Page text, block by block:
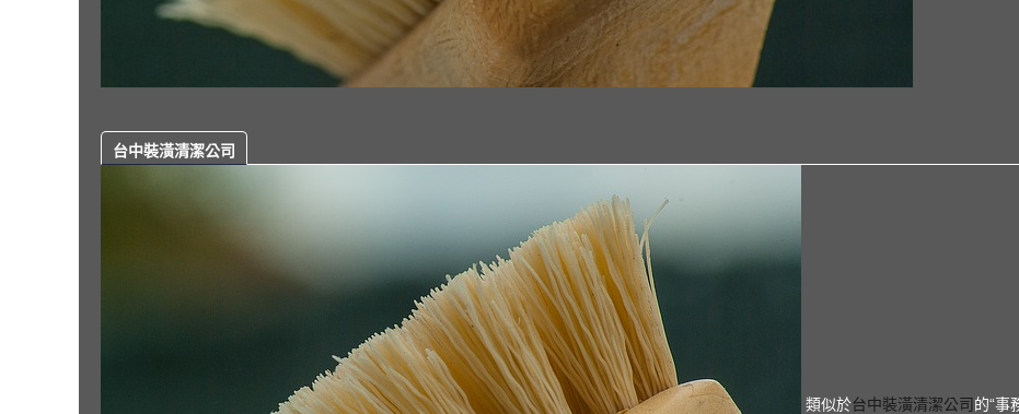
台中裝潢清潔公司
類似於台中裝潢清潔公司 的“事